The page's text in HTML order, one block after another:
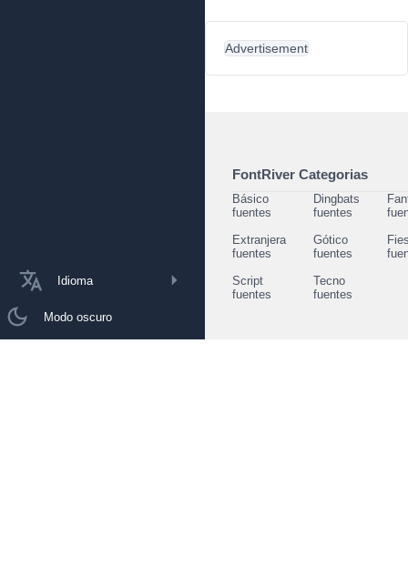
Idioma
Modo oscuro
Advertisement
FontRiver Categorias
Básico
fuentes
Dingbats
fuentes
Extranjera
fuentes
Gótico
fuentes
Script
fuentes
Tecno
fuentes